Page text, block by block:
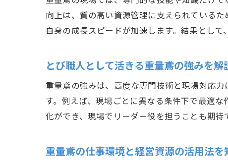
向上は、質の高い資源管理に支えられている
自身の成長スピードが加速します。結果とし
とび職人として活きる重量鳶の強みを解
重量鳶の強みは、高度な専門技術と現場対応
す。例えば、現場ごとに異なる条件下で最適
化ができ、現場でリーダー役を担うことも期待
重量鳶の仕事環境と経営資源の活用法を